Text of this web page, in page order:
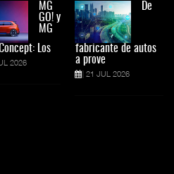
MG
GO! y
MG
Los
2026
De
fabricante de autos
a prove
21 JUL 2026